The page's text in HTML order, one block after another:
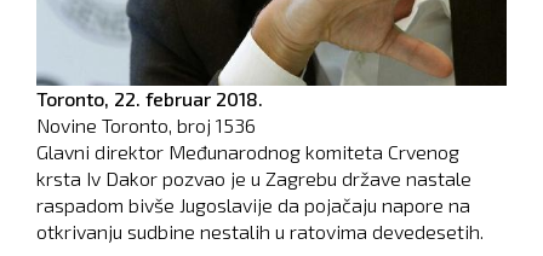
Toronto, 22. februar 2018.
Novine Toronto, broj 1536
Glavni direktor Međunarodnog komiteta Crvenog
krsta Iv Dakor pozvao je u Zagrebu države nastale
raspadom bivše Jugoslavije da pojačaju napore na
otkrivanju sudbine nestalih u ratovima devedesetih.